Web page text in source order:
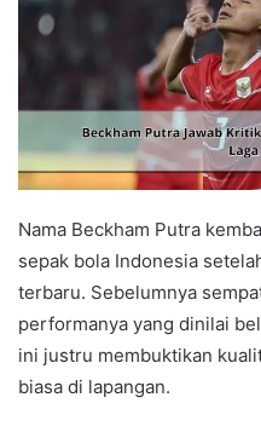
Nama Beckham Putra
sepak bola Indonesia
terbaru. Sebelumnya
performanya yang dinilai
ini justru membuktikan
biasa di lapangan.